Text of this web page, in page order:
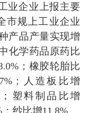
业企业上报主要
市规上工业企业
产品产量实现增
化学药品原药比
；橡胶轮胎比
；人造板比增
；塑料制品比增
纱比增11.8%。